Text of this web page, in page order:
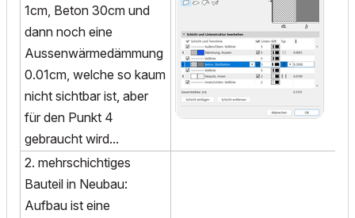
1cm, Beton 30cm und
dann noch eine
Aussenwärmedämmung
0.01cm, welche so kaum
nicht sichtbar ist, aber
für den Punkt 4
gebraucht wird...
2. mehrschichtiges
Bauteil in Neubau:
Aufbau ist eine